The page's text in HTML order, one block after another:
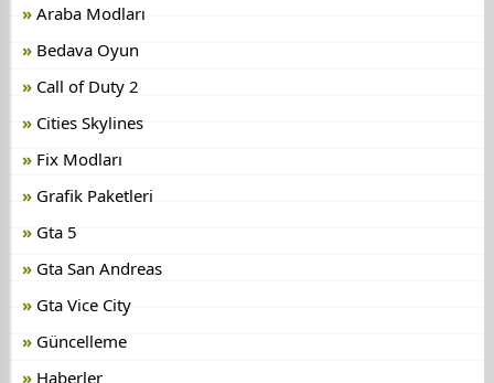
Araba Modları
Bedava Oyun
Call of Duty 2
Cities Skylines
Fix Modları
Grafik Paketleri
Gta 5
Gta San Andreas
Gta Vice City
Güncelleme
Haberler